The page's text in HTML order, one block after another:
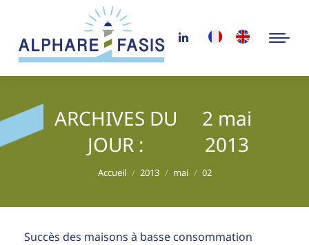
ARCHIVES DU
JOUR :
2 mai
2013
Vous êtes ici :
Accueil 2013 mai 02
Succès des maisons à basse consommation